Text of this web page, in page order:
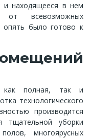
и находящееся в нем
от всевозможных
опять было готово к
как полная, так и
технологического
производится
тщательной уборки
многоярусных